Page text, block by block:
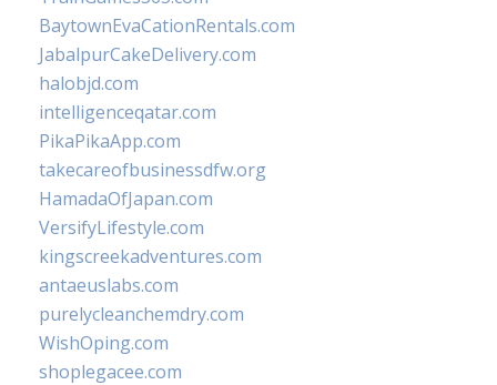
BaytownEvaCationRentals.com
JabalpurCakeDelivery.com
halobjd.com
intelligenceqatar.com
PikaPikaApp.com
takecareofbusinessdfw.org
HamadaOfJapan.com
VersifyLifestyle.com
kingscreekadventures.com
antaeuslabs.com
purelycleanchemdry.com
WishOping.com
shoplegacee.com